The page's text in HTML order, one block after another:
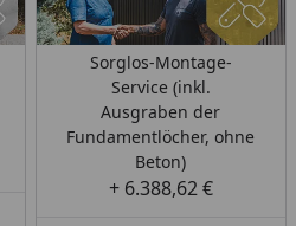
Sorglos-Montage-
Service (inkl.
Ausgraben der
Fundamentlöcher, ohne
Beton)
+ 6.388,62 €